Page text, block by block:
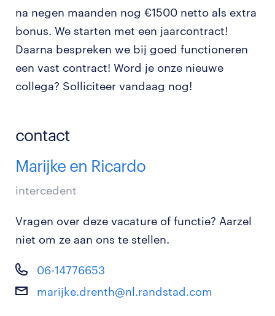
na negen maanden nog €1500 netto als extra
bonus. We starten met een jaarcontract!
Daarna bespreken we bij goed functioneren
een vast contract! Word je onze nieuwe
collega? Solliciteer vandaag nog!
contact
Marijke en Ricardo
intercedent
Vragen over deze vacature of functie? Aarzel
niet om ze aan ons te stellen.
06-14776653
marijke.drenth@nl.randstad.com